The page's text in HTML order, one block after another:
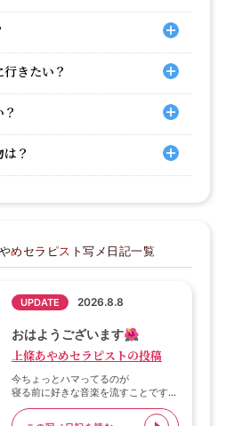
きたい？
？
めセラピスト写メ日記一覧
UPDATE 2026.8.8
おはようございます🌺
上條あやめセラピストの投稿
今ちょっとハマってるのが
寝る前に好きな音楽を流すことです
🎵💕